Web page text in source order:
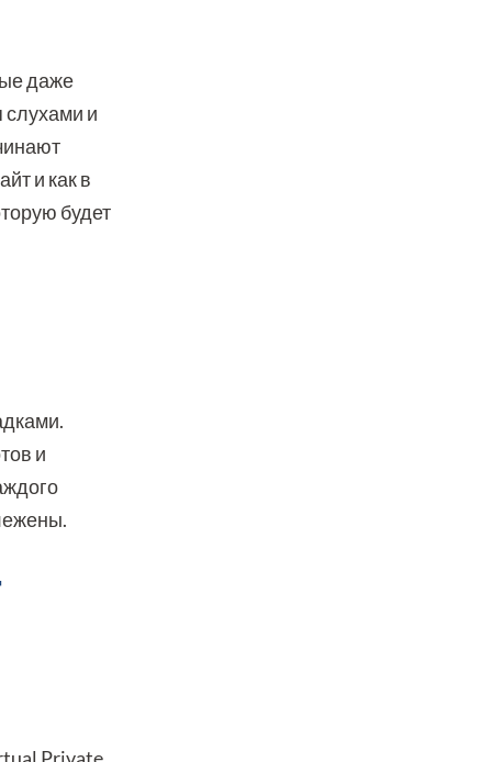
даже
слухами и
и как в
будет
и
Private